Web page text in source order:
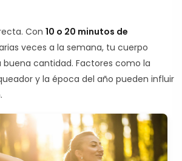
Con 10 o 20 minutos de
veces a la semana, tu cuerpo
cantidad. Factores como la
y la época del año pueden influir